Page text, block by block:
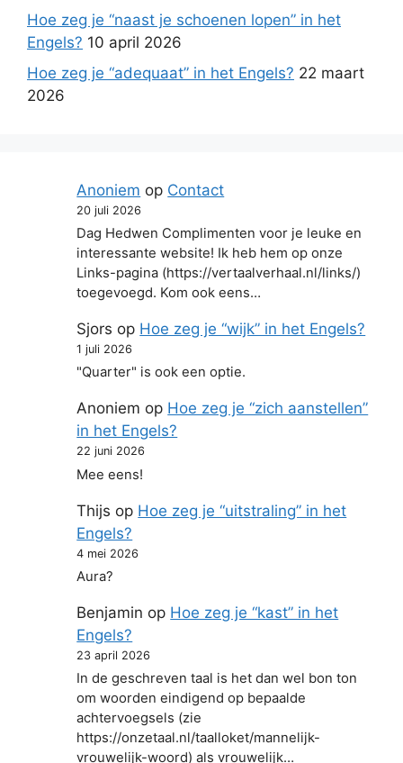
Hoe zeg je “naast je schoenen lopen” in het
Engels? 10 april 2026
Hoe zeg je “adequaat” in het Engels? 22 maart
2026
Anoniem op Contact
20 juli 2026
Dag Hedwen Complimenten voor je leuke en
interessante website! Ik heb hem op onze
Links-pagina (https://vertaalverhaal.nl/links/)
toegevoegd. Kom ook eens…
Sjors op Hoe zeg je “wijk” in het Engels?
1 juli 2026
"Quarter" is ook een optie.
Anoniem op Hoe zeg je “zich aanstellen”
in het Engels?
22 juni 2026
Mee eens!
Thijs op Hoe zeg je “uitstraling” in het
Engels?
4 mei 2026
Aura?
Benjamin op Hoe zeg je “kast” in het
Engels?
23 april 2026
In de geschreven taal is het dan wel bon ton
om woorden eindigend op bepaalde
achtervoegsels (zie
https://onzetaal.nl/taalloket/mannelijk-
vrouwelijk-woord) als vrouwelijk…